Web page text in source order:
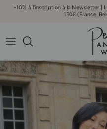
Aller au contenu
-10% à l'inscription à la Newsletter |
150€ (France,
Passer aux informations